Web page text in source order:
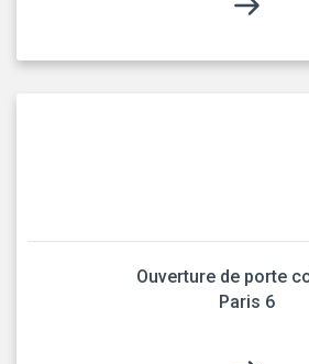
Ouverture de porte
Paris 6